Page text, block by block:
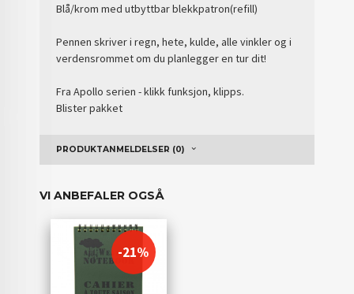
Blå/krom med utbyttbar blekkpatron(refill)
Pennen skriver i regn, hete, kulde, alle vinkler og i
verdensrommet om du planlegger en tur dit!
Fra Apollo serien - klikk funksjon, klipps.
Blister pakket
PRODUKTANMELDELSER (0)
VI ANBEFALER OGSÅ
-21%